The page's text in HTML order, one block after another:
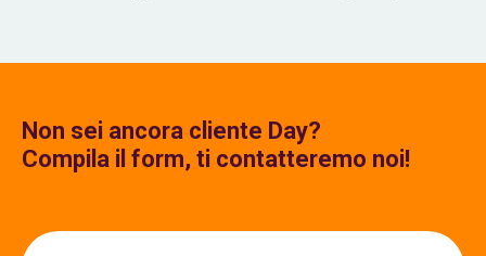
Non sei ancora cliente Day?
Compila il form, ti contatteremo noi!